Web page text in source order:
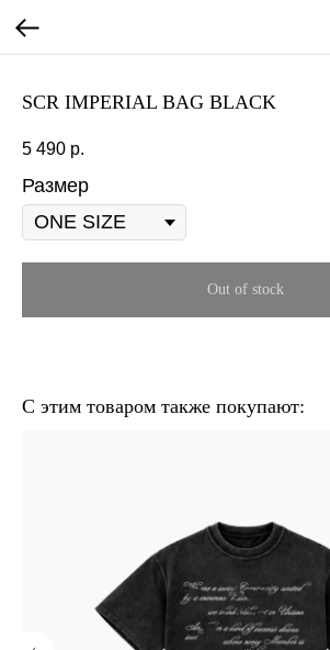
SCR IMPERIAL BAG BLACK
5 490 р.
Размер
Out of stock
С этим товаром также покупают: